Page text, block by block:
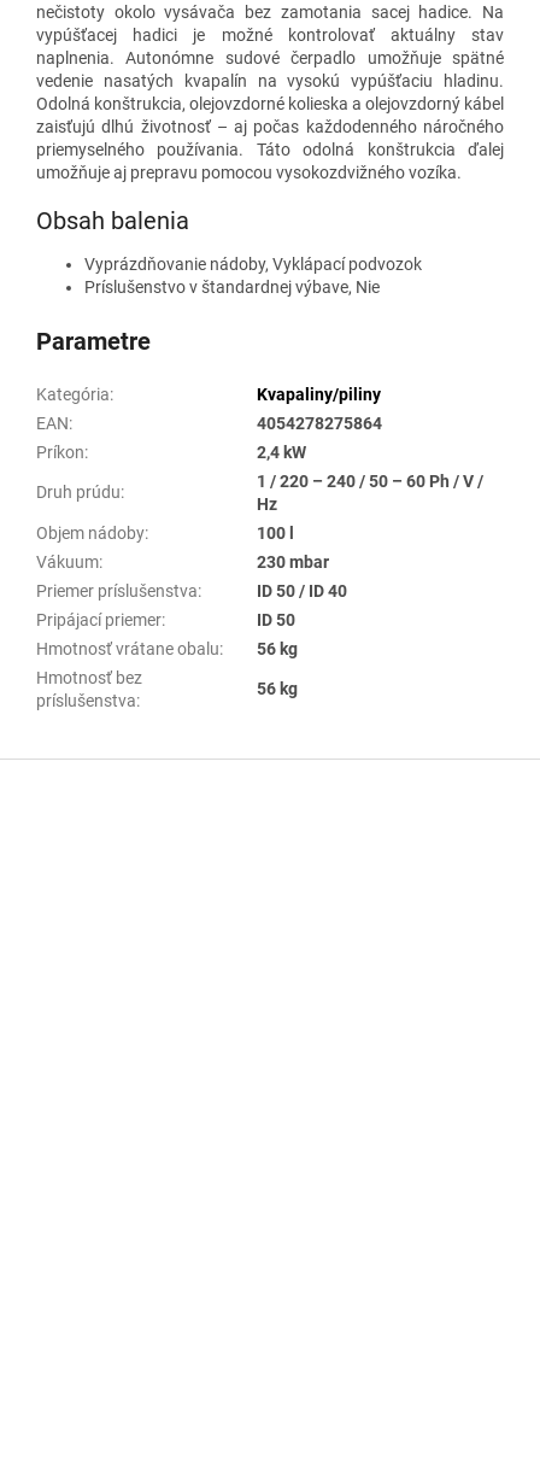
nečistoty okolo vysávača bez zamotania sacej hadice. Na
vypúšťacej hadici je možné kontrolovať aktuálny stav
naplnenia. Autonómne sudové čerpadlo umožňuje spätné
vedenie nasatých kvapalín na vysokú vypúšťaciu hladinu.
Odolná konštrukcia, olejovzdorné kolieska a olejovzdorný kábel
zaisťujú dlhú životnosť – aj počas každodenného náročného
priemyselného používania. Táto odolná konštrukcia ďalej
umožňuje aj prepravu pomocou vysokozdvižného vozíka.
Obsah balenia
Vyprázdňovanie nádoby, Vyklápací podvozok
Príslušenstvo v štandardnej výbave, Nie
Parametre
Kategória:
Kvapaliny/piliny
EAN:
4054278275864
Príkon: 2,4 kW
Druh prúdu:
1 / 220 – 240 / 50 – 60 Ph / V /
Hz
Objem nádoby:
100 l
Vákuum:
230 mbar
Priemer príslušenstva:
ID 50 / ID 40
Pripájací priemer:
ID 50
Hmotnosť vrátane obalu:
56 kg
Hmotnosť bez
príslušenstva:
56 kg